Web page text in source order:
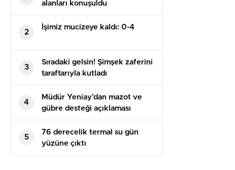
alanları konuşuldu
2
İşimiz mucizeye kaldı: 0-4
3
Sıradaki gelsin! Şimşek zaferini
taraftarıyla kutladı
4
Müdür Yeniay’dan mazot ve
gübre desteği açıklaması
5
76 derecelik termal su gün
yüzüne çıktı